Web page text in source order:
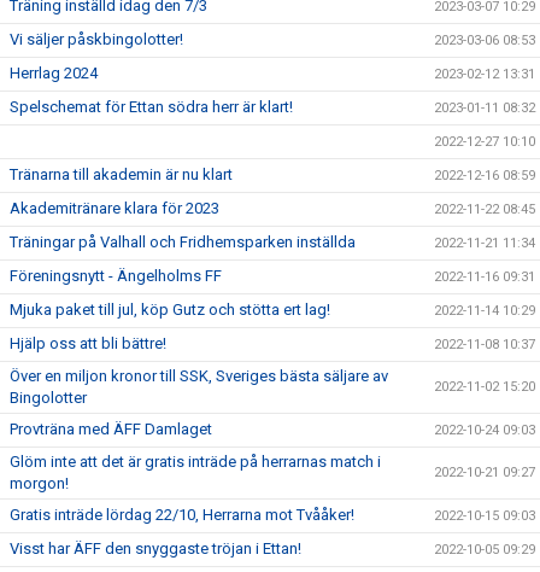
Träning inställd idag den 7/3 2023-03-07 10:29
Vi säljer påskbingolotter! 2023-03-06 08:53
Herrlag 2024 2023-02-12 13:31
Spelschemat för Ettan södra herr är klart! 2023-01-11 08:32
2022-12-27 10:10
Tränarna till akademin är nu klart 2022-12-16 08:59
Akademitränare klara för 2023 2022-11-22 08:45
Träningar på Valhall och Fridhemsparken inställda 2022-11-21 11:34
Föreningsnytt - Ängelholms FF 2022-11-16 09:31
Mjuka paket till jul, köp Gutz och stötta ert lag! 2022-11-14 10:29
Hjälp oss att bli bättre! 2022-11-08 10:37
Över en miljon kronor till SSK, Sveriges bästa säljare av
Bingolotter
2022-11-02 15:20
Provträna med ÄFF Damlaget 2022-10-24 09:03
Glöm inte att det är gratis inträde på herrarnas match i
morgon!
2022-10-21 09:27
Gratis inträde lördag 22/10, Herrarna mot Tvååker! 2022-10-15 09:03
Visst har ÄFF den snyggaste tröjan i Ettan! 2022-10-05 09:29